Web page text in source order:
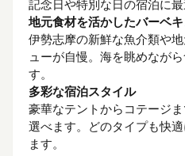
記念日や特別な日の宿泊に最
地元食材を活かしたバーベ
伊勢志摩の新鮮な魚介類や
ューが自慢。海を眺めなが
す。
多彩な宿泊スタイル
豪華なテントからコテージ
選べます。どのタイプも快
ます。